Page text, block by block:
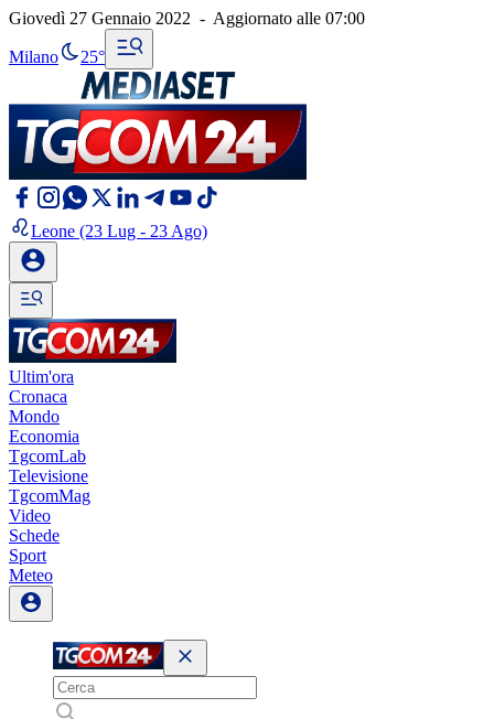
Giovedì 27 Gennaio 2022 - Aggiornato alle 07:00
Milano 25°
Leone (23 Lug - 23 Ago)
Ultim'ora
Cronaca
Mondo
Economia
TgcomLab
Televisione
TgcomMag
Video
Schede
Sport
Meteo